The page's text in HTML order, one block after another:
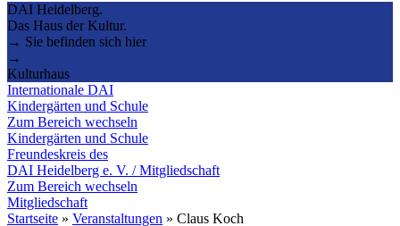
DAI Heidelberg.
Das Haus der Kultur.
→ Sie befinden sich hier
→
Kulturhaus
Internationale DAI
Kindergärten und Schule
Zum Bereich wechseln
Kindergärten und Schule
Freundeskreis des
DAI Heidelberg e. V. / Mitgliedschaft
Zum Bereich wechseln
Mitgliedschaft
Startseite » Veranstaltungen » Claus Koch